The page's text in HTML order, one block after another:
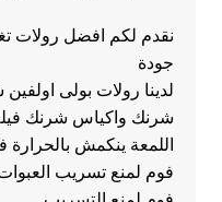
نقدم لكم افضل رولات
جودة
لدينا رولات بولى
شرنك واكياس شرنك
اللمعة ينكمش بالحرارة
فوم لمنع تسريب